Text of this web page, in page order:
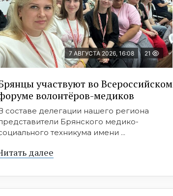
7 АВГУСТА 2026, 16:08 21
участвуют во Всероссийском
волонтёров-медиков
составе делегации нашего региона
Брянского медико-
техникума имени ...
далее